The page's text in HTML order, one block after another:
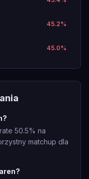
45.2%
45.0%
50.5% na
matchup dla